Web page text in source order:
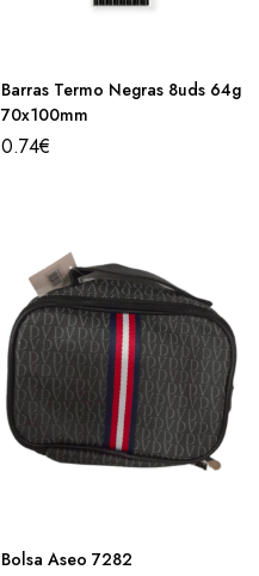
Barras Termo Negras 8uds 64g
70x100mm
0.74€
Bolsa Aseo 7282